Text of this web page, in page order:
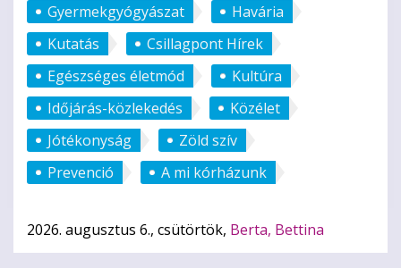
Gyermekgyógyászat
Havária
Kutatás
Csillagpont Hírek
Egészséges életmód
Kultúra
Időjárás-közlekedés
Közélet
Jótékonyság
Zöld szív
Prevenció
A mi kórházunk
2026. augusztus 6., csütörtök, Berta, Bettina